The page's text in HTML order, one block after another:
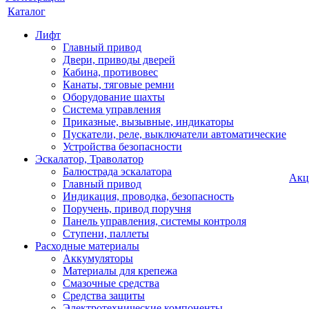
Каталог
Лифт
Главный привод
Двери, приводы дверей
Кабина, противовес
Канаты, тяговые ремни
Оборудование шахты
Система управления
Приказные, вызывные, индикаторы
Пускатели, реле, выключатели автоматические
Устройства безопасности
Эскалатор, Траволатор
Балюстрада эскалатора
Главный привод
Индикация, проводка, безопасность
Поручень, привод поручня
Панель управления, системы контроля
Ступени, паллеты
Расходные материалы
Аккумуляторы
Материалы для крепежа
Смазочные средства
Средства защиты